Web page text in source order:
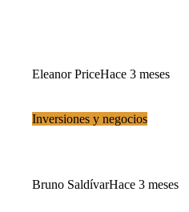
Eleanor PriceHace 3 meses
Inversiones y negocios
Bruno SaldívarHace 3 meses